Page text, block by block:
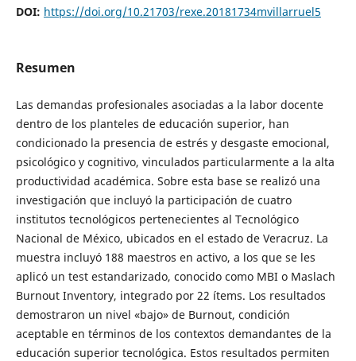
DOI: https://doi.org/10.21703/rexe.20181734mvillarruel5
Resumen
Las demandas profesionales asociadas a la labor docente
dentro de los planteles de educación superior, han
condicionado la presencia de estrés y desgaste emocional,
psicológico y cognitivo, vinculados particularmente a la alta
productividad académica. Sobre esta base se realizó una
investigación que incluyó la participación de cuatro
institutos tecnológicos pertenecientes al Tecnológico
Nacional de México, ubicados en el estado de Veracruz. La
muestra incluyó 188 maestros en activo, a los que se les
aplicó un test estandarizado, conocido como MBI o Maslach
Burnout Inventory, integrado por 22 ítems. Los resultados
demostraron un nivel «bajo» de Burnout, condición
aceptable en términos de los contextos demandantes de la
educación superior tecnológica. Estos resultados permiten